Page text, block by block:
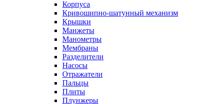
Корпуса
Кривошипно-шатунный механизм
Крышки
Манжеты
Манометры
Мембраны
Разделители
Насосы
Отражатели
Пальцы
Плиты
Плунжеры